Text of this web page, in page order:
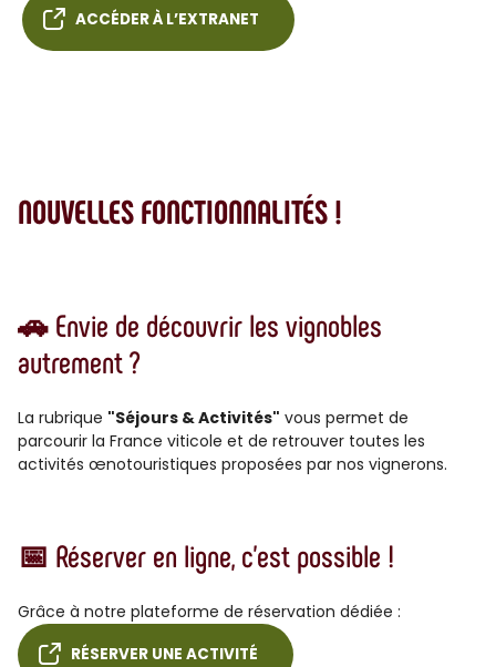
ACCÉDER À L’EXTRANET
NOUVELLES FONCTIONNALITÉS !
🚗 Envie de découvrir les vignobles
autrement ?
La rubrique "Séjours & Activités" vous permet de
parcourir la France viticole et de retrouver toutes les
activités œnotouristiques proposées par nos vignerons.
📅 Réserver en ligne, c’est possible !
Grâce à notre plateforme de réservation dédiée :
RÉSERVER UNE ACTIVITÉ